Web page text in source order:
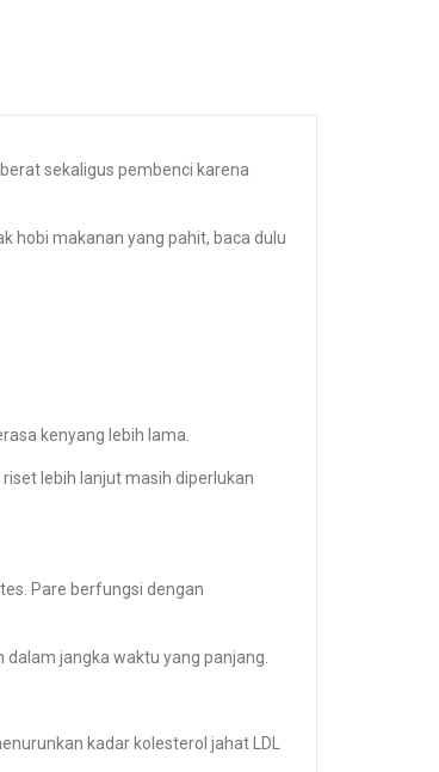
sekaligus pembenci karena
hobi makanan yang pahit, baca dulu
kenyang lebih lama.
lebih lanjut masih diperlukan
Pare berfungsi dengan
jangka waktu yang panjang.
kadar kolesterol jahat LDL